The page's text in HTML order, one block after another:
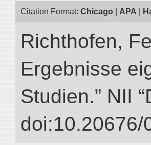
Citation Format: Chicago APA
Richthofen,
Ergebnisse
Studien.” NII
doi:10.20676/